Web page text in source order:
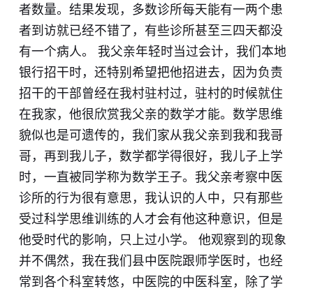
者数量。结果发现，多数诊所每天能有一两个患
者到访就已经不错了，有些诊所甚至三四天都没
有一个病人。 我父亲年轻时当过会计，我们本地
银行招干时，还特别希望把他招进去，因为负责
招干的干部曾经在我村驻村过，驻村的时候就住
在我家，他很欣赏我父亲的数学才能。数学思维
貌似也是可遗传的，我们家从我父亲到我和我哥
哥，再到我儿子，数学都学得很好，我儿子上学
时，一直被同学称为数学王子。我父亲考察中医
诊所的行为很有意思，我认识的人中，只有那些
受过科学思维训练的人才会有他这种意识，但是
他受时代的影响，只上过小学。 他观察到的现象
并不偶然，我在我们县中医院跟师学医时，也经
常到各个科室转悠，中医院的中医科室，除了学